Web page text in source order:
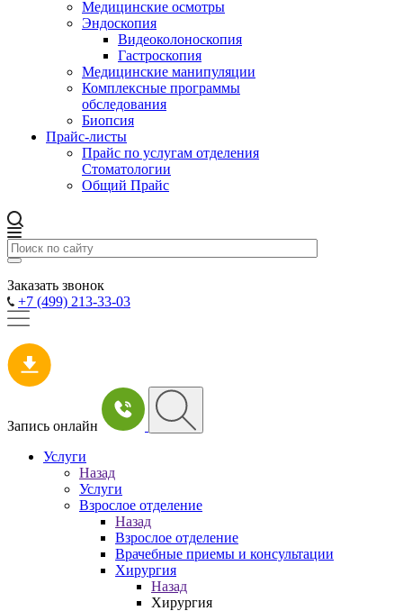
Медицинские осмотры
Эндоскопия
Видеоколоноскопия
Гастроскопия
Медицинские манипуляции
Комплексные программы
обследования
Биопсия
Прайс-листы
Прайс по услугам отделения
Стоматологии
Общий Прайс
Заказать звонок
+7 (499) 213-33-03
Запись онлайн
Услуги
Назад
Услуги
Взрослое отделение
Назад
Взрослое отделение
Врачебные приемы и консультации
Хирургия
Назад
Хирургия